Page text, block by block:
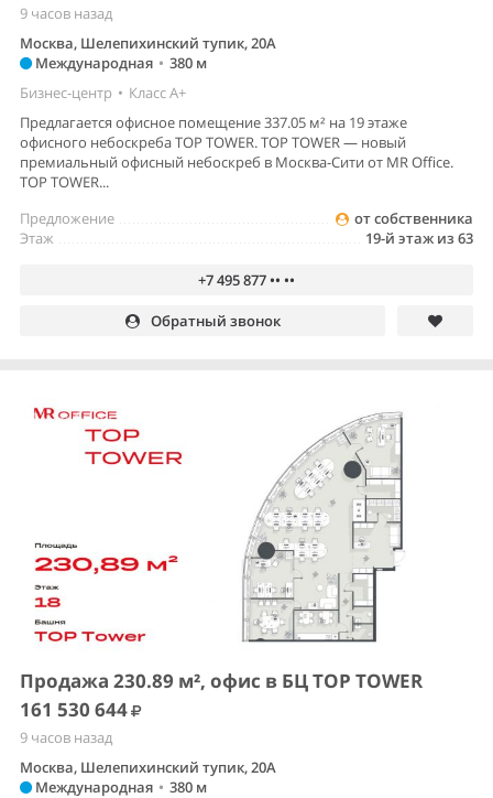
9 часов назад
Москва, Шелепихинский тупик, 20А
Международная • 380 м
Бизнес-центр • Класс A+
Предлагается офисное помещение 337.05 м² на 19 этаже
офисного небоскреба TOP TOWER. TOP TOWER — новый
премиальный офисный небоскреб в Москва-Сити от MR Office.
TOP TOWER...
от собственника
Предложение
19-й этаж из 63
Этаж
+7 495 877 •• ••
Обратный звонок
Продажа 230.89 м², офис в БЦ TOP TOWER
161 530 644
9 часов назад
Москва, Шелепихинский тупик, 20А
Международная • 380 м